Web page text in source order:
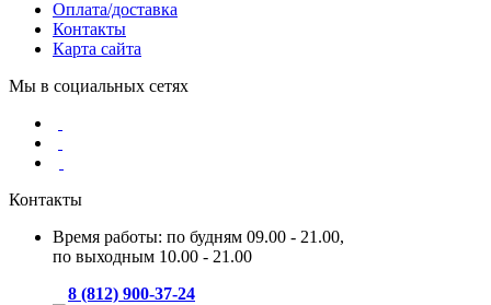
Оплата/доставка
Контакты
Карта сайта
Мы в социальных сетях
Контакты
Время работы: по будням 09.00 - 21.00,
по выходным 10.00 - 21.00
8 (812) 900-37-24